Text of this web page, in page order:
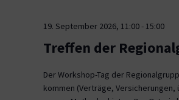
19. September 2026, 11:00- 15:00
Treffen der
Der Workshop-Tag der
kommen (Verträge,